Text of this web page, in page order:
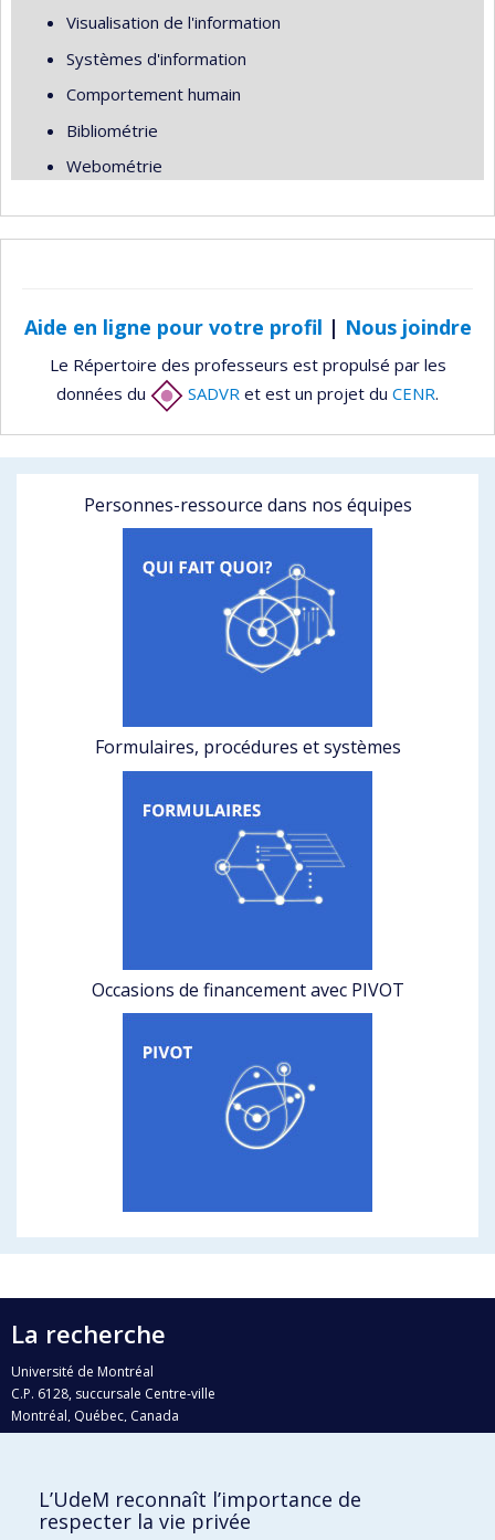
Visualisation de l'information
Systèmes d'information
Comportement humain
Bibliométrie
Webométrie
Aide en ligne pour votre profil | Nous joindre
Le Répertoire des professeurs est propulsé par les
données du
SADVR et est un projet du CENR.
Personnes-ressource dans nos équipes
Formulaires, procédures et systèmes
Occasions de financement avec PIVOT
La recherche
Université de Montréal
C.P. 6128, succursale Centre-ville
Montréal, Québec, Canada
H3C 3J7
Qui fait quoi?
L’UdeM reconnaît l’importance de
respecter la vie privée